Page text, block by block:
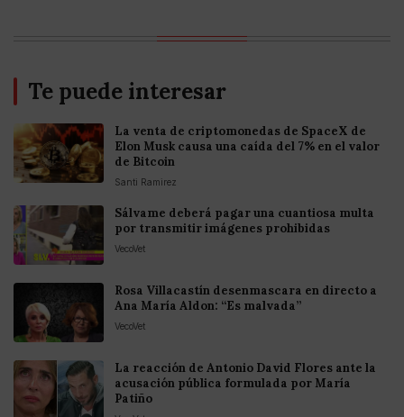
Te puede interesar
La venta de criptomonedas de SpaceX de
Elon Musk causa una caída del 7% en el valor
de Bitcoin
Santi Ramirez
Sálvame deberá pagar una cuantiosa multa
por transmitir imágenes prohibidas
VecoVet
Rosa Villacastín desenmascara en directo a
Ana María Aldon: “Es malvada”
VecoVet
La reacción de Antonio David Flores ante la
acusación pública formulada por María
Patiño